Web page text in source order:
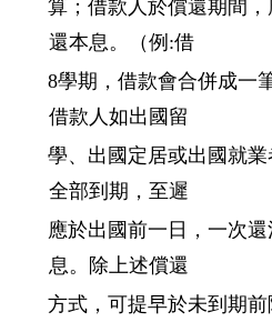
算；借款人於償還期間，
還本息。（例:借
8學期，借款會合併成一筆
借款人如出國留
學、出國定居或出國就業
全部到期，至遲
應於出國前一日，一次還
息。除上述償還
方式，可提早於未到期前